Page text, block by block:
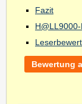
Fazit
Bewertung